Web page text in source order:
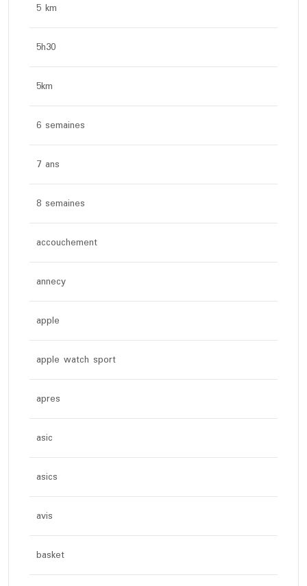
5 km
5h30
5km
6 semaines
7 ans
8 semaines
accouchement
annecy
apple
apple watch sport
apres
asic
asics
avis
basket